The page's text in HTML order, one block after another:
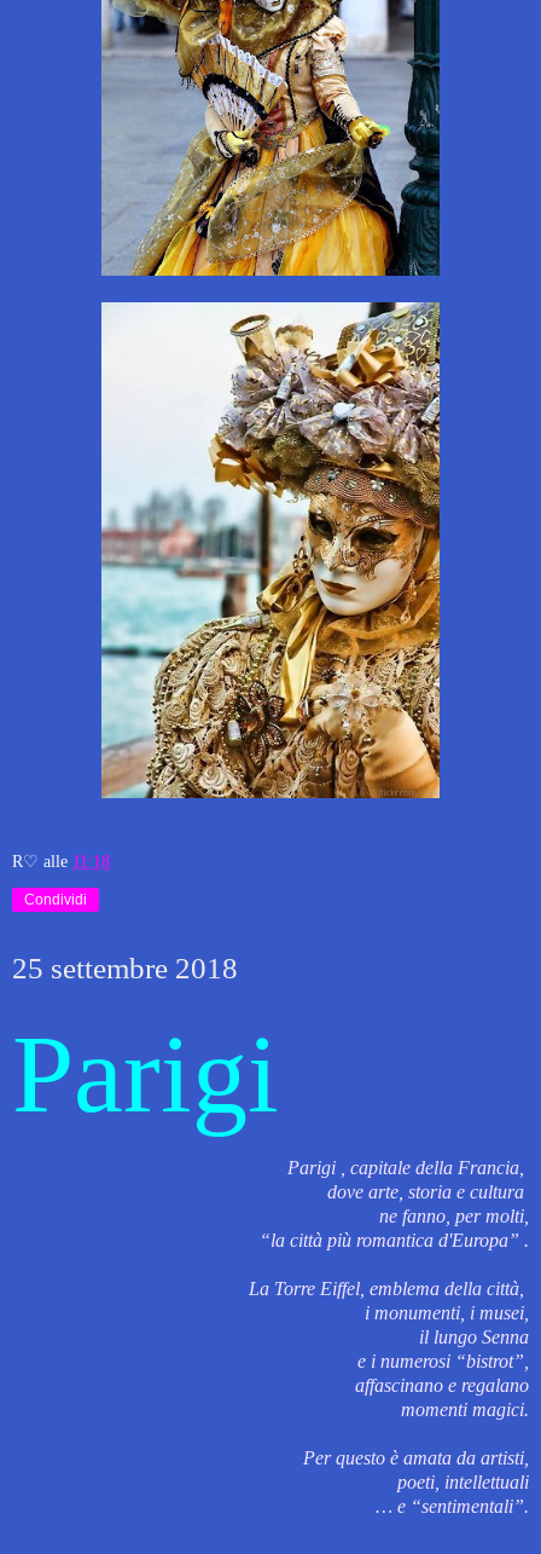
R♡ alle 11:18
Condividi
25 settembre 2018
Parigi
Parigi , capitale della Francia,
dove arte, storia e cultura
ne fanno, per molti,
“la città più romantica d'Europa” .
La Torre Eiffel, emblema della città,
i monumenti, i musei,
il lungo Senna
e i numerosi “bistrot”,
affascinano e regalano
momenti magici.
Per questo è amata da artisti,
poeti, intellettuali
… e “sentimentali”.